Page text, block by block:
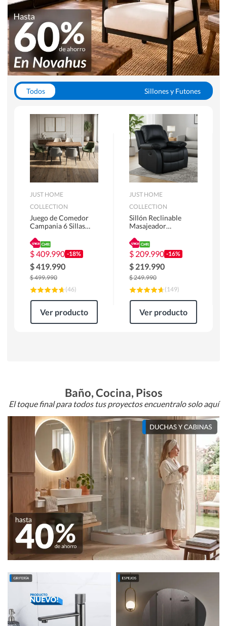
Todos
Sillones y Futones
Escritorios y Sillas PC
Racks y Muebles TV
Alfombras
JUST HOME
COLLECTION
Juego de Comedor
Campania 6 Sillas
180 x 90 x 76 cm
Café
$409.990 -18%
$419.990
$499.990
(46)
Ver producto
JUST HOME
COLLECTION
Sillón Reclinable
Masajeador
Atlanta 91x101x94
cm Negro
$ 209.990 -16%
$ 219.990
$249.990
(149)
Ver producto
Baño, Cocina, Pisos
El toque final para todos tus proyectos encuentralo solo aquí